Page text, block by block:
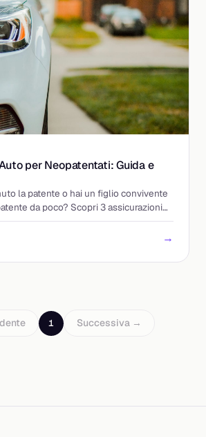
per Neopatentati: Guida e
la patente o hai un figlio convivente
da poco? Scopri 3 assicurazioni
→
1 Successiva →